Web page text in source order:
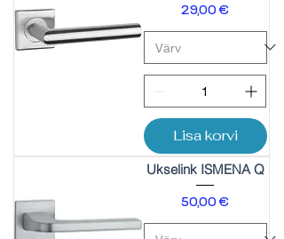
Price
29,00 €
Lisa korvi
Ukselink ISMENA Q
Price
50,00 €